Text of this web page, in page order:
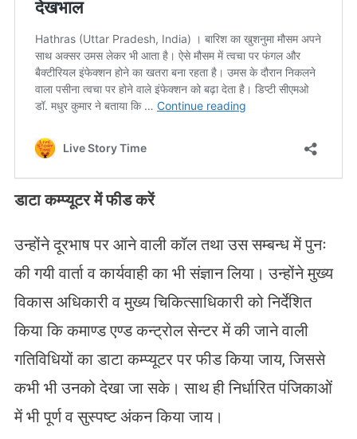
डाटा कम्प्यूटर में फीड करें
उन्होंने दूरभाष पर आने वाली कॉल तथा उस सम्बन्ध में पुनः
की गयी वार्ता व कार्यवाही का भी संज्ञान लिया। उन्होंने मुख्य
विकास अधिकारी व मुख्य चिकित्साधिकारी को निर्देशित
किया कि कमाण्ड एण्ड कन्ट्रोल सेन्टर में की जाने वाली
गतिविधियों का डाटा कम्प्यूटर पर फीड किया जाय, जिससे
कभी भी उनको देखा जा सके। साथ ही निर्धारित पंजिकाओं
में भी पूर्ण व सुस्पष्ट अंकन किया जाय।